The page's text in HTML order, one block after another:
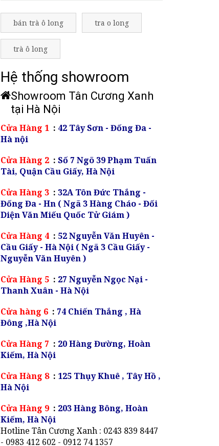
bán trà ô long tra o long
trà ô long
Hệ thống showroom
Showroom Tân Cương Xanh
tại Hà Nội
Cửa Hàng 1 : 42 Tây Sơn - Đống Đa -
Hà nội
Cửa Hàng 2 : Số 7 Ngõ 39 Phạm Tuấn
Tài, Quận Cầu Giấy, Hà Nội
Cửa Hàng 3 : 32A Tôn Đức Thắng -
Đống Đa - Hn ( Ngã 3 Hàng Cháo - Đối
Diện Văn Miếu Quốc Tử Giám )
Cửa Hàng 4 : 52 Nguyễn Văn Huyên -
Cầu Giấy - Hà Nội ( Ngã 3 Cầu Giấy -
Nguyễn Văn Huyên )
Cửa Hàng 5 : 27 Nguyễn Ngọc Nại -
Thanh Xuân - Hà Nội
Cửa hàng 6 : 74 Chiến Thắng , Hà
Đông ,Hà Nội
Cửa Hàng 7 : 20 Hàng Đường, Hoàn
Kiếm, Hà Nội
Cửa Hàng 8 : 125 Thụy Khuê , Tây Hồ ,
Hà Nội
Cửa Hàng 9 : 203 Hàng Bông, Hoàn
Kiếm, Hà Nội
Hotline Tân Cương Xanh : 0243 839 8447
- 0983 412 602 - 0912 74 1357